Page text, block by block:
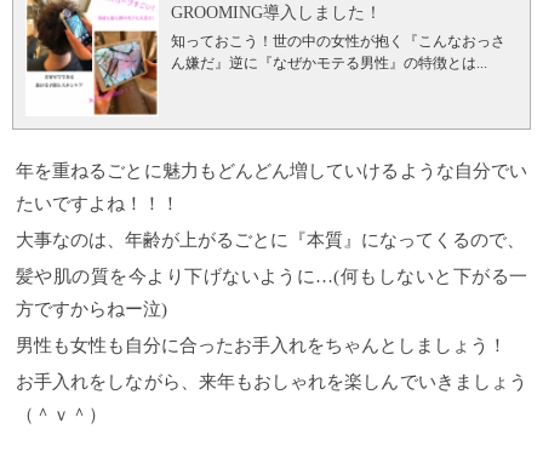
GROOMING導入しました！
知っておこう！世の中の女性が抱く『こんなおっさ
ん嫌だ』逆に『なぜかモテる男性』の特徴とは...
年を重ねるごとに魅力もどんどん増していけるような自分でい
たいですよね！！！
大事なのは、年齢が上がるごとに『本質』になってくるので、
髪や肌の質を今より下げないように…(何もしないと下がる一
方ですからねー泣)
男性も女性も自分に合ったお手入れをちゃんとしましょう！
お手入れをしながら、来年もおしゃれを楽しんでいきましょう
（＾ｖ＾）